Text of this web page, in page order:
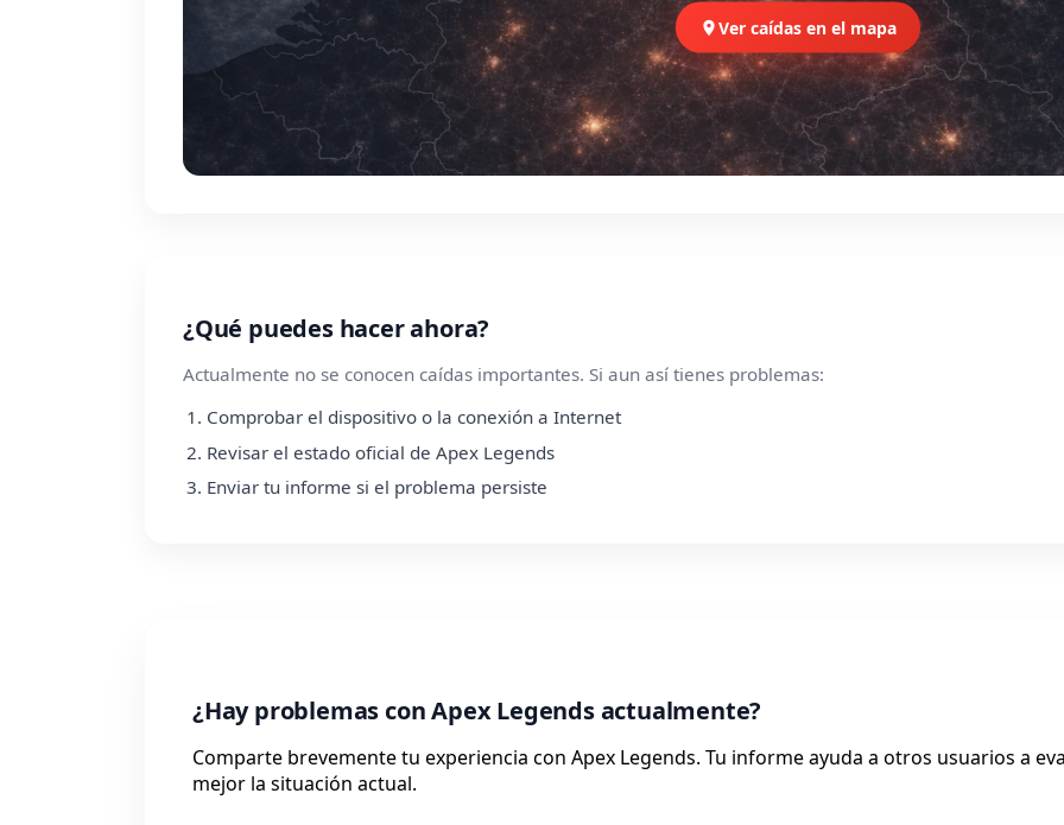
Ver caídas en el mapa
¿Qué puedes hacer ahora?
Actualmente no se conocen caídas importantes. Si aun así tienes problemas:
Comprobar el dispositivo o la conexión a Internet
Revisar el estado oficial de Apex Legends
Enviar tu informe si el problema persiste
¿Hay problemas con Apex Legends actualmente?
Comparte brevemente tu experiencia con Apex Legends. Tu informe ayuda a otros usuarios a
mejor la situación actual.